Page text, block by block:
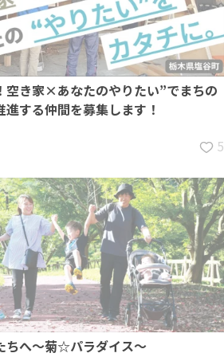
空き家×あなたのやりたい”でまちの
する仲間を募集します！
5
ちへ～菊☆パラダイス～